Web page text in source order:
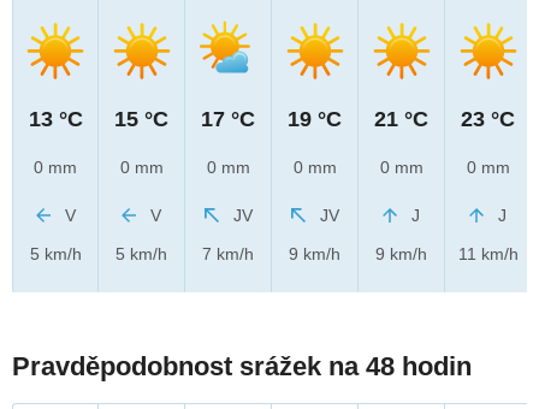
13 °C
0 mm
V
5 km/h
15 °C
0 mm
V
5 km/h
17 °C
0 mm
JV
7 km/h
19 °C
0 mm
JV
9 km/h
21 °C
0 mm
J
9 km/h
23 °C
0 mm
J
11 km/h
Pravděpodobnost srážek na 48 hodin